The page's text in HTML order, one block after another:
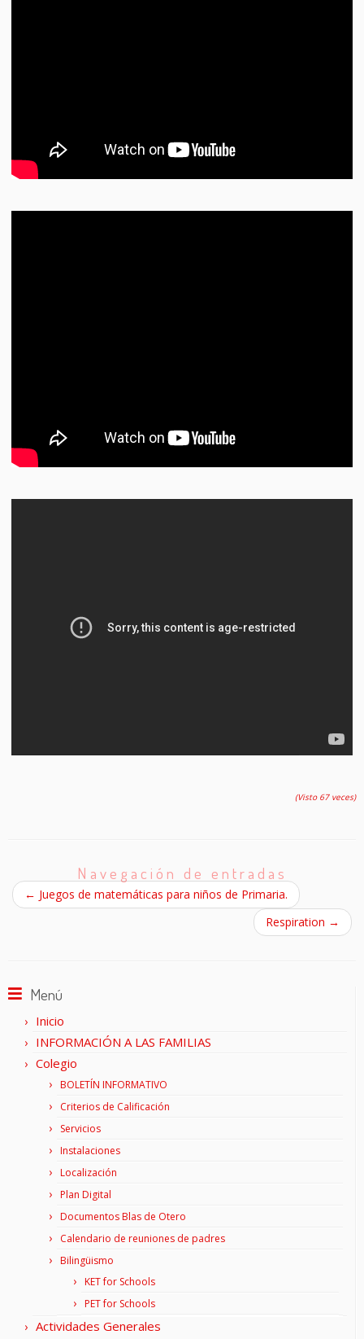
(Visto 67 veces)
Navegación de entradas
← Juegos de matemáticas para niños de Primaria.
Respiration →
Menú
Inicio
INFORMACIÓN A LAS FAMILIAS
Colegio
BOLETÍN INFORMATIVO
Criterios de Calificación
Servicios
Instalaciones
Localización
Plan Digital
Documentos Blas de Otero
Calendario de reuniones de padres
Bilingüismo
KET for Schools
PET for Schools
Actividades Generales